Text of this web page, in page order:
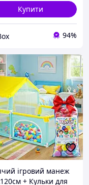
Купити
94%
ігровий манеж
+ Кульки для